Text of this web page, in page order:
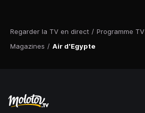
Regarder la TV en direct / Programme TV
Magazines / Air d'Egypte